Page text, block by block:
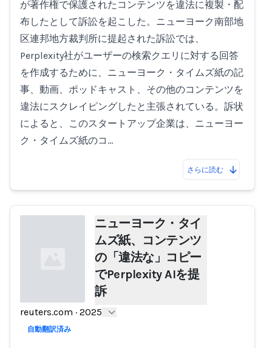
が著作権で保護されたコンテンツを違法に複製・配
布したとして訴訟を起こした。ニューヨーク南部地
区連邦地方裁判所に提起された訴訟では、
Perplexity社がユーザーの検索クエリに対する回答
を作成するために、ニューヨーク・タイムズ紙の記
事、動画、ポッドキャスト、その他のコンテンツを
違法にスクレイピングしたと主張されている。訴状
によると、このスタートアップ企業は、ニューヨー
ク・タイムズ紙のコ…
さらに読む
Loading...
ニューヨーク・タイ
ムズ紙、コンテンツ
の「違法な」コピー
でPerplexity AIを提
訴
reuters.com · 2025
自動翻訳済み